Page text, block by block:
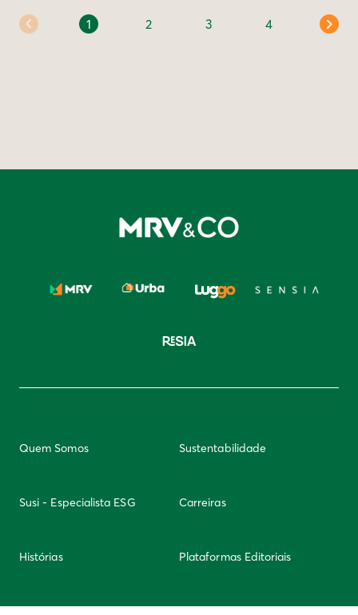
1 2 3 4
Quem Somos Sustentabilidade
Susi - Especialista ESG Carreiras
Histórias Plataformas Editoriais
Newsletter Integridade